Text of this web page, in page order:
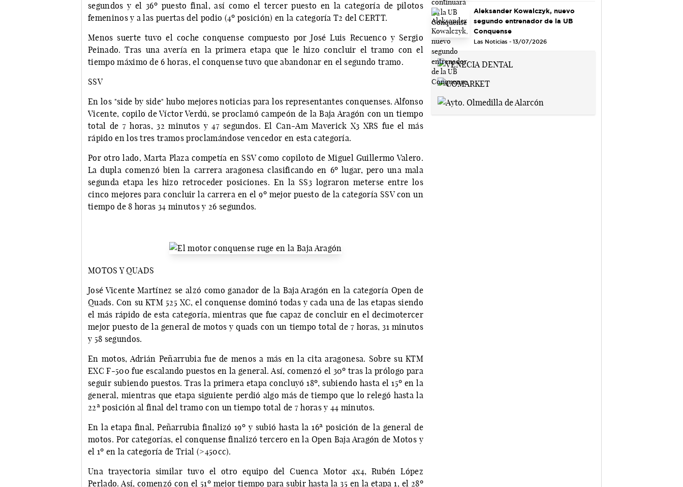
segundos y el 36º puesto final, así como el tercer puesto en la categoría de pilotos
femeninos y a las puertas del podio (4º posición) en la categoría T2 del CERTT.
Menos suerte tuvo el coche conquense compuesto por José Luis Recuenco y Sergio
Peinado. Tras una avería en la primera etapa que le hizo concluir el tramo con el
tiempo máximo de 6 horas, el conquense tuvo que abandonar en el segundo tramo.
SSV
En los "side by side" hubo mejores noticias para los representantes conquenses. Alfonso
Vicente, copilo de Víctor Verdú, se proclamó campeón de la Baja Aragón con un tiempo
total de 7 horas, 32 minutos y 47 segundos. El Can-Am Maverick X3 XRS fue el más
rápido en los tres tramos proclamándose vencedor en esta categoría.
Por otro lado, Marta Plaza competía en SSV como copiloto de Miguel Guillermo Valero.
La dupla comenzó bien la carrera aragonesa clasificando en 6º lugar, pero una mala
segunda etapa les hizo retroceder posiciones. En la SS3 lograron meterse entre los
cinco mejores para concluir la carrera en el 9º mejor puesto de la categoría SSV con un
tiempo de 8 horas 34 minutos y 26 segundos.
MOTOS Y QUADS
José Vicente Martínez se alzó como ganador de la Baja Aragón en la categoría Open de
Quads. Con su KTM 525 XC, el conquense dominó todas y cada una de las etapas siendo
el más rápido de esta categoría, mientras que fue capaz de concluir en el decimotercer
mejor puesto de la general de motos y quads con un tiempo total de 7 horas, 31 minutos
y 58 segundos.
En motos, Adrián Peñarrubia fue de menos a más en la cita aragonesa. Sobre su KTM
EXC F-500 fue escalando puestos en la general. Así, comenzó el 30º tras la prólogo para
seguir subiendo puestos. Tras la primera etapa concluyó 18º, subiendo hasta el 15º en la
general, mientras que etapa siguiente perdió algo más de tiempo que lo relegó hasta la
22ª posición al final del tramo con un tiempo total de 7 horas y 44 minutos.
En la etapa final, Peñarrubia finalizó 19º y subió hasta la 16ª posición de la general de
motos. Por categorías, el conquense finalizó tercero en la Open Baja Aragón de Motos y
el 1º en la categoría de Trial (>450cc).
Una trayectoria similar tuvo el otro equipo del Cuenca Motor 4x4, Rubén López
Perlado. Así, comenzó con el 51º mejor tiempo para subir hasta la 35 en la etapa 1, el 28º
Aleksander Kowalczyk, nuevo
segundo entrenador de la UB
Conquense
Las Noticias - 13/07/2026